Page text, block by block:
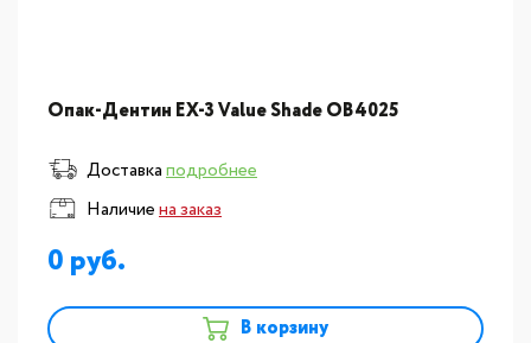
Опак-Дентин EX-3 Value Shade OB4025
Доставкаподробнее
Наличиена заказ
0
В корзину